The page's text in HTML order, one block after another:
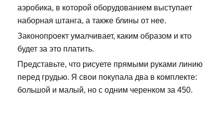
аэробика, в которой оборудованием выступает
наборная штанга, а также блины от нее.
Законопроект умалчивает, каким образом и кто
будет за это платить.
Представьте, что рисуете прямыми руками линию
перед грудью. Я свои покупала два в комплекте:
большой и малый, но с одним черенком за 450.